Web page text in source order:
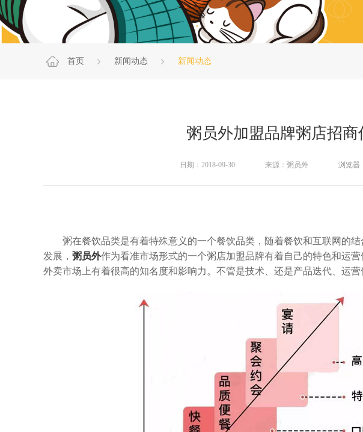
首页 新闻动态 新闻动态
粥员外加盟品牌粥店招商
日期：2018-09-30 来源：粥员外 浏览器
粥在餐饮品类是有着特殊意义的一个餐饮品类，随着餐饮和互联网的结
发展， 粥员外作为看准市场形式的一个粥店加盟品牌有着自己的特色和运
外卖市场上有着很高的知名度和影响力。不管是技术、还是产品迭代、运